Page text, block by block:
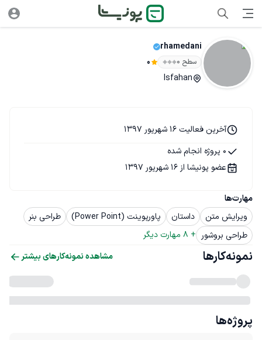
rhamedani
سطح ۰ 0
Isfahan
مهارت‌ها
ویرایش متن
داستان پاورپوینت (Power Point)
طراحی بنر
طراحی بروشور +
8 مهارت دیگر
آخرین فعالیت 16 شهریور 1397
0 پروژه انجام شده
عضو پونیشا از 16 شهریور 1397
نمونه‌کارها مشاهده نمونه‌کارهای بیشتر
پروژه‌ها